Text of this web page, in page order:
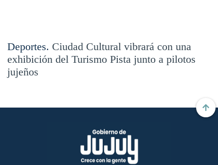
Deportes. Ciudad Cultural vibrará con una
exhibición del Turismo Pista junto a pilotos
jujeños